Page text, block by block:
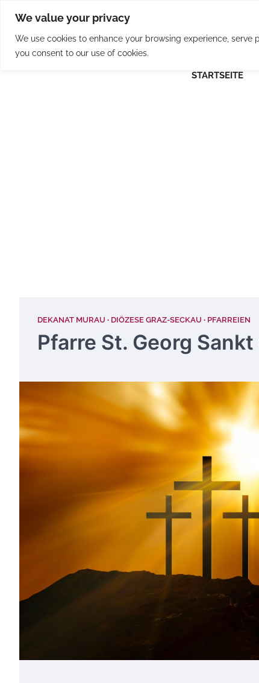
We value your privacy
We use cookies to enhance your browsing experience,
you consent to our use of cookies.
content
STARTSEITE
DEKANAT MURAU DIÖZESE GRAZ-SECKAU PFARREIEN
Pfarre St. Georg